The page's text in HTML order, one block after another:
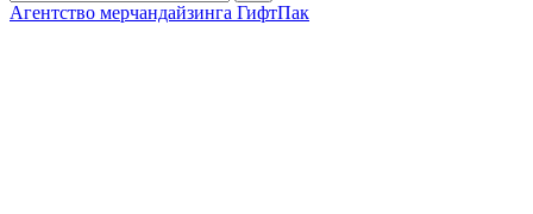
Агентство мерчандайзинга ГифтПак